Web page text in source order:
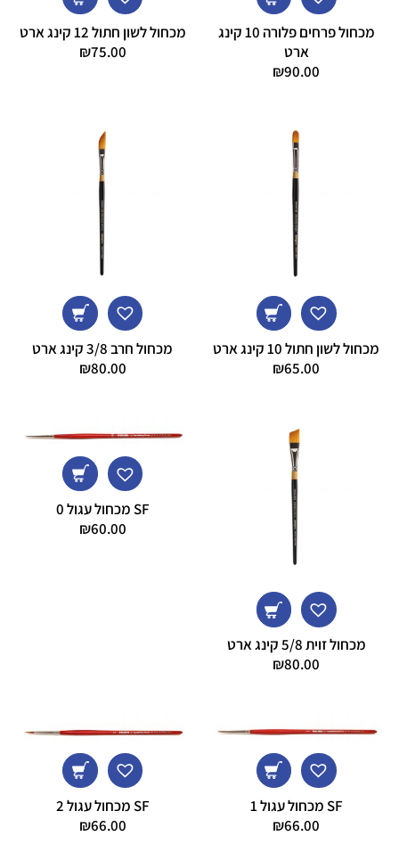
מכחול פרחים פלורה 10 קינג
ארט
₪90.00
מכחול לשון חתול 12 קינג ארט
₪75.00
מכחול לשון חתול 10 קינג ארט
₪65.00
מכחול חרב 3/8 קינג ארט
₪80.00
מכחול זוית 5/8 קינג ארט
₪80.00
SF מכחול עגול 0
₪60.00
SF מכחול עגול 1
₪66.00
SF מכחול עגול 2
₪66.00